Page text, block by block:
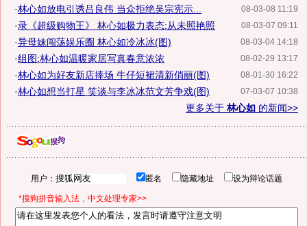
08-03-08 11:19
·林心如放电引诱吕良伟 当众拒绝吴宗宪示...
08-03-07 09:11
·录《超级购物王》 林心如极力表态:从未照艳照
08-03-04 14:18
·异母妹闯荡娱乐圈 林心如冷冰冰(图)
08-02-29 13:17
·组图:林心如温暖家居写真春意浓浓
08-01-30 16:22
·林心如为好友新店捧场 牛仔短裙清新俏丽(图)
07-03-07 10:38
·林心如想当打星 笑谈与李冰冰范文芳争戏(图)
更多关于 林心如 的新闻>>
用户： 匿名 隐藏地址 设为辩论话题
*搜狗拼音输入法，中文处理专家>>